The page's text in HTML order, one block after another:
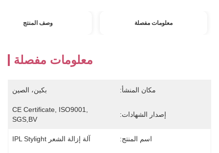
معلومات مفصلة وصف المنتج
معلومات مفصلة
مكان المنشأ: بكين، الصين
إصدار الشهادات:
CE Certificate, ISO9001,
SGS,BV
اسم المنتج: آلة إزالة الشعر IPL Stylight